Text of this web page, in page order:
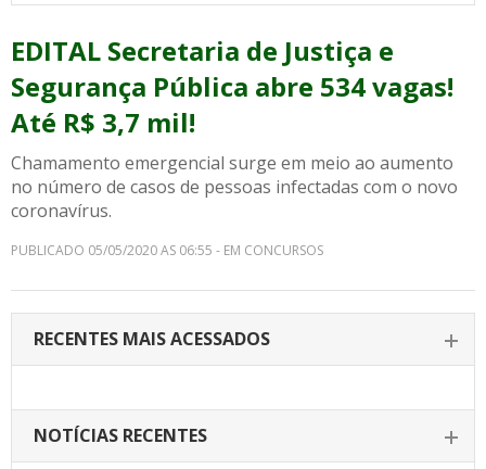
EDITAL Secretaria de Justiça e
Segurança Pública abre 534 vagas!
Até R$ 3,7 mil!
Chamamento emergencial surge em meio ao aumento
no número de casos de pessoas infectadas com o novo
coronavírus.
PUBLICADO 05/05/2020 AS 06:55 - EM CONCURSOS
RECENTES MAIS ACESSADOS
NOTÍCIAS RECENTES